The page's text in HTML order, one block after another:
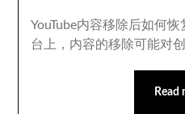
YouTube内容移除后如何
台上，内容的移除可能对
Read